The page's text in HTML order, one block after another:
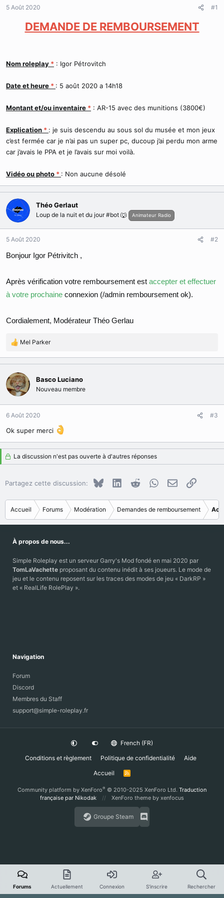
d
c
s
o
5 Août 2020 #1
DEMANDE DE REMBOURSEMENT
Nom roleplay * : Igor Pétrovitch
Date et heure * : 5 août 2020 a 14h18
Montant et/ou inventaire * : AR-15 avec des munitions (3800€)
Explication * : je suis descendu au sous sol du musée et mon jeux
c’est fermée car je n’ai pas un super pc, ducoup j’ai perdu mon arme
car j’avais le PPA et je l’avais sur moi voilà.
Vidéo ou photo * : Non aucune désolé
Théo Gerlaut
Loup de la nuit et du jour #bot 🐺 Animateur Radio
5 Août 2020 #2
Bonjour Igor Pétrivitch ,
Après vérification votre remboursement est accepter et effectuer
à votre prochaine connexion (/admin remboursement ok).
Cordialement, Modérateur Théo Gerlau
R
a
c
t
i
s
Mel Parker
Basco Luciano
Nouveau membre
6 Août 2020 #3
Ok super merci
La discussion n'est pas ouverte à d'autres réponses
Partagez cette discussion: Bluesky LinkedInRedditWhatsApp
E-mailCopier
Accueil Forums Modération Demandes de remboursement
À propos de nous...
Simple Roleplay est un serveur Garry's Mod fondé en mai 2020 par
TomLaVachette proposant du contenu inédit à ses joueurs. Le mode de
jeu et le contenu reposent sur les traces des modes de jeu « DarkRP »
et « RealLife RolePlay ».
Navigation
Forum
Discord
Membres du Staff
support@simple-roleplay.fr
French (FR)
Conditions et règlement
Politique de confidentialité
Aide
Accueil
R
Community platform by XenForo® © 2010-2025 XenForo Ltd. Traduction
française par Nikodak
XenForo theme by xenfocus
Groupe Steam
Forums Actuellement Connexion S'inscrire Rechercher